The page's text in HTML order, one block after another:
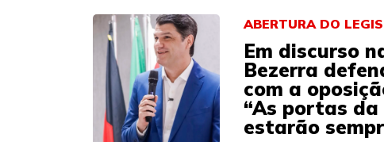
ABERTURA DO
Em discurso
Bezerra
com a
“As portas
estarão